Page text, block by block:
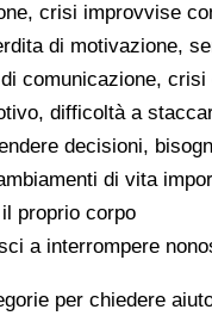
crisi improvvise
di motivazione,
comunicazione, crisi
difficoltà a
decisioni,
di vita
proprio corpo
a interrompere
per chiedere